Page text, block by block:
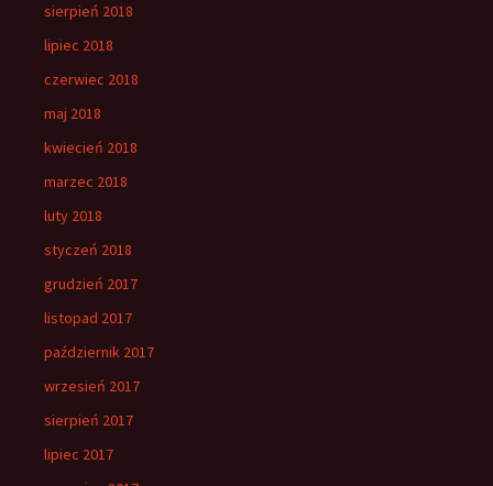
sierpień 2018
lipiec 2018
czerwiec 2018
maj 2018
kwiecień 2018
marzec 2018
luty 2018
styczeń 2018
grudzień 2017
listopad 2017
październik 2017
wrzesień 2017
sierpień 2017
lipiec 2017